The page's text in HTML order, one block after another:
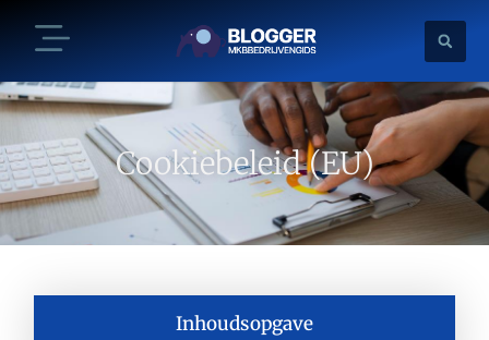
Cookiebeleid (EU)
Inhoudsopgave